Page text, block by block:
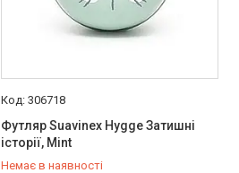
306718
Футляр Suavinex Hygge Затишні
історії, Mint
Немає в наявності